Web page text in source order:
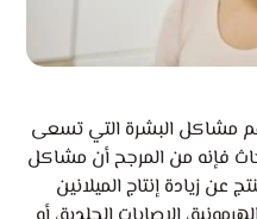
مشاكل البشرة التي تسعى
فإنه من المرجح أن مشاكل
عن زيادة إنتاج الميلانين